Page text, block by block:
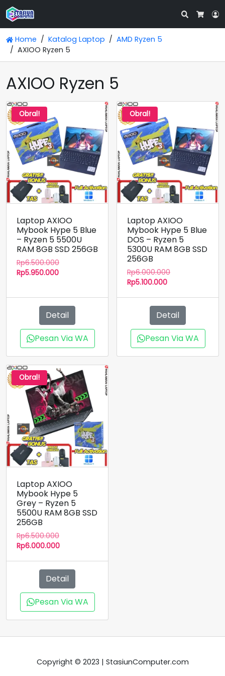
Search
Home Katalog Laptop
AMD Ryzen 5
AXIOO Ryzen 5
AXIOO Ryzen 5
Obral!
Laptop AXIOO
Mybook Hype 5 Blue
– Ryzen 5 5500U
RAM 8GB SSD 256GB
Rp6.500.000Harga
Rp5.950.000Harga
Rp5.950.000.
Detail
Pesan Via WA
Obral!
Laptop AXIOO
Mybook Hype 5 Blue
DOS – Ryzen 5
5300U RAM 8GB SSD
256GB
Rp6.000.000Harga
Rp5.100.000Harga
adalah:
Rp5.100.000.
Detail
Pesan Via WA
Obral!
Laptop AXIOO
Mybook Hype 5
Grey – Ryzen 5
5500U RAM 8GB SSD
256GB
Rp6.500.000Harga
aslinya
Rp6.000.000Harga
adalah:
Rp6.000.000.
Detail
Pesan Via WA
Copyright © 2023 | StasiunComputer.com